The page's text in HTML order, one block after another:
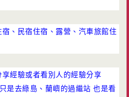
、民宿住宿、露營、汽車旅館住
經驗或者看別人的經驗分享